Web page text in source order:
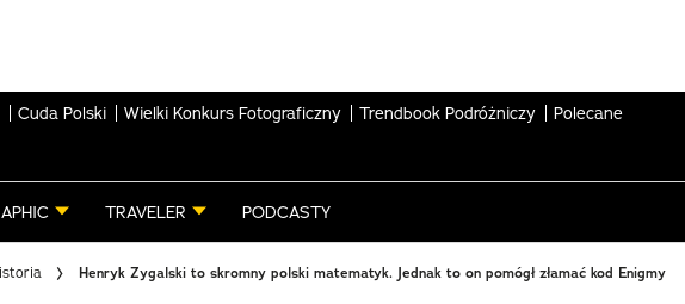
Cuda Polski Wielki Konkurs Fotograficzny Trendbook Podróżniczy Polecane
TRAVELER PODCASTY
Henryk Zygalski to skromny polski matematyk. Jednak to on pomógł złamać kod Enigmy